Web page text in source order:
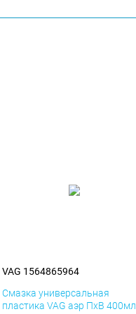
VAG 1564865964
Смазка универсальная
пластика VAG аэр ПхВ 400мл